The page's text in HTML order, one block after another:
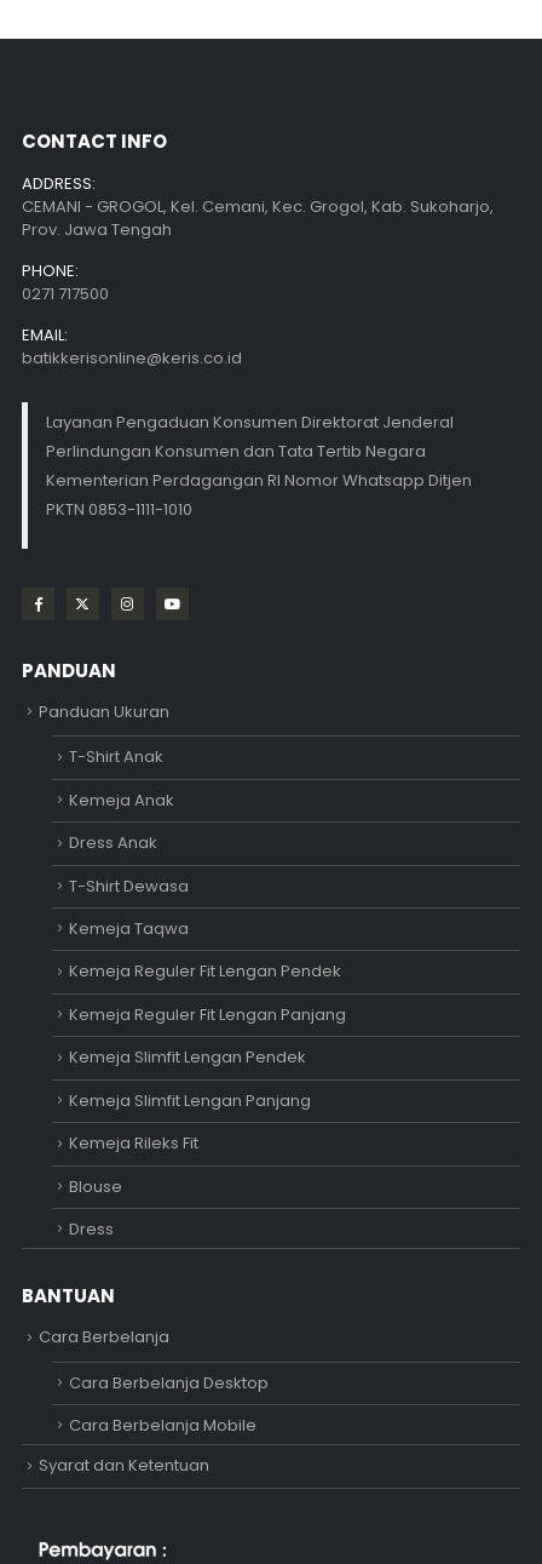
CONTACT INFO
ADDRESS:
CEMANI - GROGOL, Kel. Cemani, Kec. Grogol, Kab. Sukoharjo,
Prov. Jawa Tengah
PHONE:
0271 717500
EMAIL:
batikkerisonline@keris.co.id
Layanan Pengaduan Konsumen Direktorat Jenderal
Perlindungan Konsumen dan Tata Tertib Negara
Kementerian Perdagangan RI Nomor Whatsapp Ditjen
PKTN 0853-1111-1010
PANDUAN
Panduan Ukuran
T-Shirt Anak
Kemeja Anak
Dress Anak
T-Shirt Dewasa
Kemeja Taqwa
Kemeja Reguler Fit Lengan Pendek
Kemeja Reguler Fit Lengan Panjang
Kemeja Slimfit Lengan Pendek
Kemeja Slimfit Lengan Panjang
Kemeja Rileks Fit
Blouse
Dress
BANTUAN
Cara Berbelanja
Cara Berbelanja Desktop
Cara Berbelanja Mobile
Syarat dan Ketentuan